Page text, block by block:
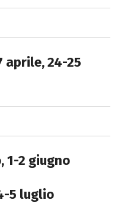
aprile, 24-25
1-2 giugno
5 luglio